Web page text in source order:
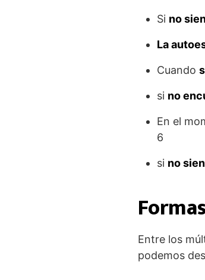
Si no
La
Cuando
si no
En el
6
si no
Entre los
podemos